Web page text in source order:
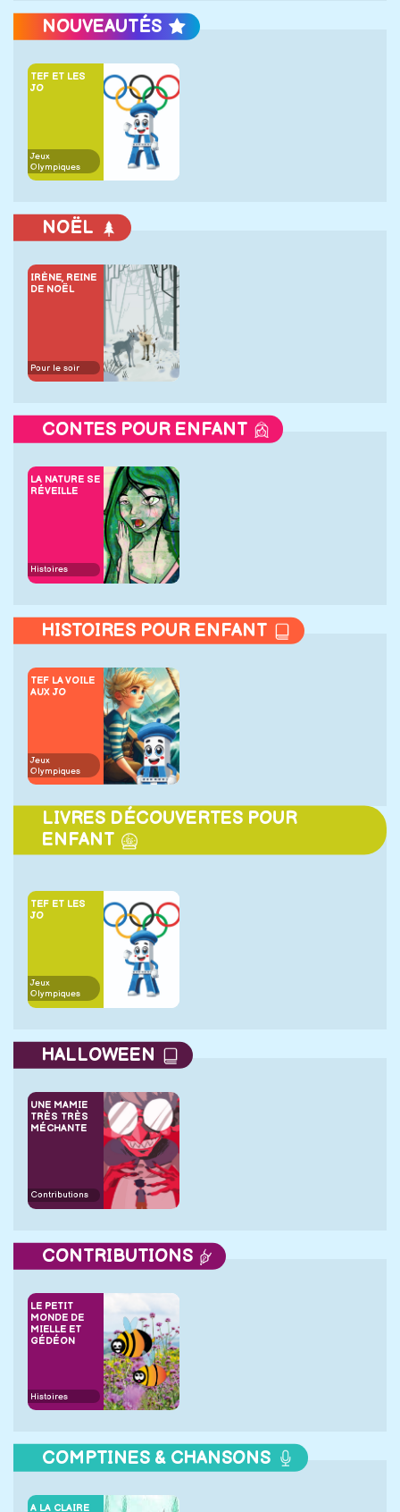
NOUVEAUTÉS
TEF ET LES
JO
Jeux
Olympiques
NOËL
IRÈNE, REINE
DE NOËL
Pour le soir
CONTES POUR ENFANT
LA NATURE SE
RÉVEILLE
Histoires
HISTOIRES POUR ENFANT
TEF LA VOILE
AUX JO
Jeux
Olympiques
LIVRES DÉCOUVERTES POUR
ENFANT
TEF ET LES
JO
Jeux
Olympiques
HALLOWEEN
UNE MAMIE
TRÈS TRÈS
MÉCHANTE
Contributions
CONTRIBUTIONS
LE PETIT
MONDE DE
MIELLE ET
GÉDÉON
Histoires
COMPTINES & CHANSONS
A LA CLAIRE